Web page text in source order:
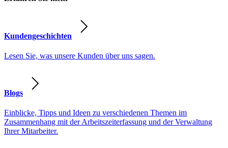
Kundengeschichten
Lesen Sie, was unsere Kunden über uns sagen.
Blogs
Einblicke, Tipps und Ideen zu verschiedenen Themen im
Zusammenhang mit der Arbeitszeiterfassung und der Verwaltung
Ihrer Mitarbeiter.